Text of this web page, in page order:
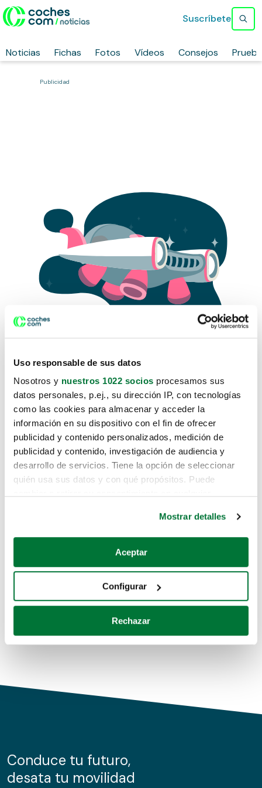
Uso responsable de sus datos
Nosotros y nuestros 1022 socios procesamos sus
datos personales, p.ej., su dirección IP, con tecnologías
como las cookies para almacenar y acceder la
información en su dispositivo con el fin de ofrecer
publicidad y contenido personalizados, medición de
publicidad y contenido, investigación de audiencia y
desarrollo de servicios. Tiene la opción de seleccionar
quién usa sus datos y con qué propósitos. Puede
Si lo permite, también quisiéramos:
Recopilar información sobre su ubicación geográfica
Identificar su dispositivo analizándolo activamente
para buscar características específicas (huellas
Obtenga más información sobre cómo se procesan sus
de cookies.
información sobre el uso que haga del sitio web con
nuestros partners de redes sociales, publicidad y análisis
Mostrar detalles
Aceptar
Configurar
Rechazar
Noticias Fichas Fotos Vídeos Consejos
Suscríbete
Publicidad
Lo sentimos, no sabemos como
te hemos traido hasta aquí.
Pero puedes encontrar el coche que estás
buscando en alguno de estos enlaces:
Coches de segunda mano
Coches de km0
Conduce tu futuro,
desata tu movilidad